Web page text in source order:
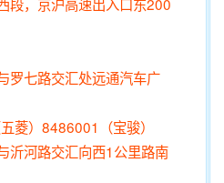
罗七路交汇处远通汽车广
菱）8486001（宝骏）
沂河路交汇向西1公里路南